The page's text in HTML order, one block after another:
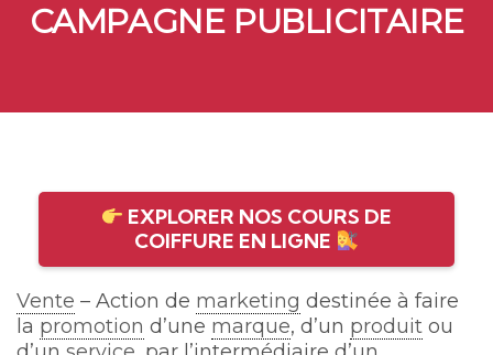
CAMPAGNE PUBLICITAIRE
EXPLORER NOS COURS DE
COIFFURE EN LIGNE
Vente – Action de marketing destinée à faire
la promotion d’une marque, d’un produit ou